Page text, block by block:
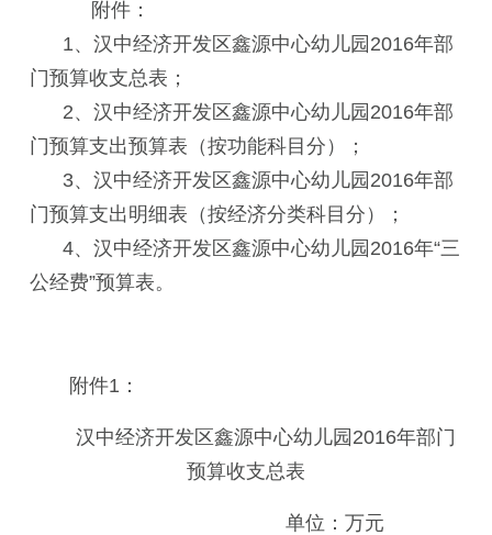
附件：
1、汉中经济开发区鑫源中心幼儿园2016年部
门预算收支总表；
2、汉中经济开发区鑫源中心幼儿园2016年部
门预算支出预算表（按功能科目分）；
3、汉中经济开发区鑫源中心幼儿园2016年部
门预算支出明细表（按经济分类科目分）；
4、汉中经济开发区鑫源中心幼儿园2016年“三
公经费”预算表。
附件1：
汉中经济开发区鑫源中心幼儿园2016年部门
预算收支总表
单位：万元